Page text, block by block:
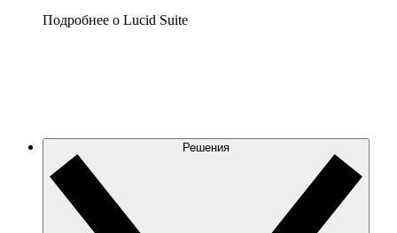
Подробнее о Lucid Suite
Решения